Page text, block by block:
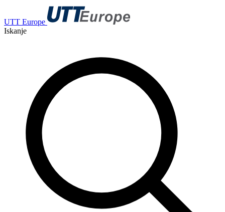
UTT Europe
Iskanje